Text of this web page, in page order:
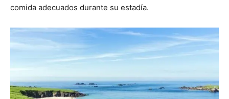
comida adecuados durante su estadía.